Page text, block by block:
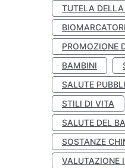
TUTELA
BIOMARCATORI
PROMOZIONE
BAMBINI
SALUTE
STILI DI VITA
SALUTE DEL
SOSTANZE
VALUTAZIONE